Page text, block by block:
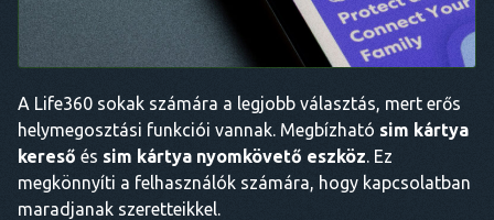
A Life360 sokak számára a legjobb választás, mert erős
helymegosztási funkciói vannak. Megbízható sim kártya
kereső és sim kártya nyomkövető eszköz. Ez
megkönnyíti a felhasználók számára, hogy kapcsolatban
maradjanak szeretteikkel.